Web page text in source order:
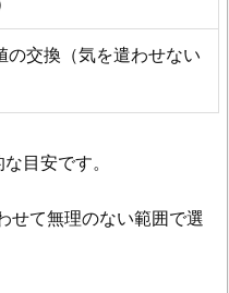
の交換（気を遣わせない
目安です。
せて無理のない範囲で選